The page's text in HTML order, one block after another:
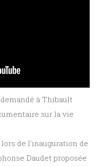
à Thibault
sur la vie
de l'inauguration de
Daudet proposée